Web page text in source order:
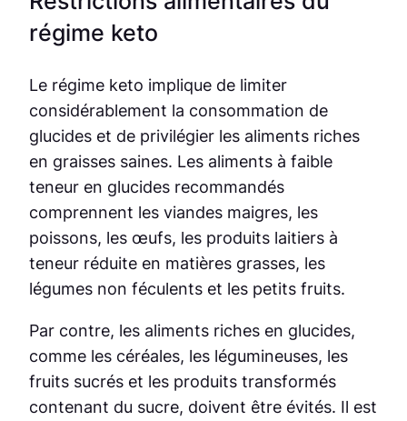
régime keto
Le régime keto implique de limiter
considérablement la consommation de
glucides et de privilégier les aliments riches
en graisses saines. Les aliments à faible
teneur en glucides recommandés
comprennent les viandes maigres, les
poissons, les œufs, les produits laitiers à
teneur réduite en matières grasses, les
légumes non féculents et les petits fruits.
Par contre, les aliments riches en glucides,
comme les céréales, les légumineuses, les
fruits sucrés et les produits transformés
contenant du sucre, doivent être évités. Il est